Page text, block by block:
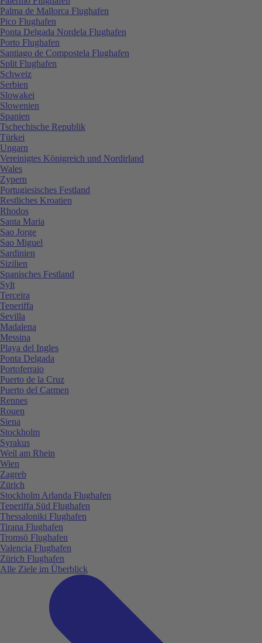
Palma de Mallorca Flughafen
Pico Flughafen
Ponta Delgada Nordela Flughafen
Porto Flughafen
Santiago de Compostela Flughafen
Split Flughafen
Schweiz
Serbien
Slowakei
Slowenien
Spanien
Tschechische Republik
Türkei
Ungarn
Vereinigtes Königreich und Nordirland
Wales
Zypern
Portugiesisches Festland
Restliches Kroatien
Rhodos
Santa Maria
Sao Jorge
Sao Miguel
Sardinien
Sizilien
Spanisches Festland
Sylt
Terceira
Teneriffa
Sevilla
Madalena
Messina
Playa del Ingles
Ponta Delgada
Portoferraio
Puerto de la Cruz
Puerto del Carmen
Rennes
Rouen
Siena
Stockholm
Syrakus
Weil am Rhein
Wien
Zagreb
Zürich
Stockholm Arlanda Flughafen
Teneriffa Süd Flughafen
Thessaloniki Flughafen
Tirana Flughafen
Tromsö Flughafen
Valencia Flughafen
Zürich Flughafen
Alle Ziele im Überblick